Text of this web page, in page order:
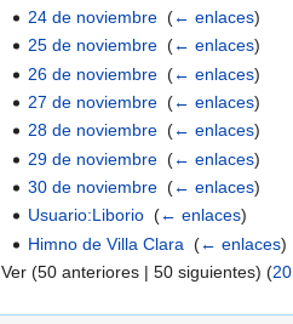
24 de noviembre ‎(← enlaces)
25 de noviembre ‎(← enlaces)
26 de noviembre ‎(← enlaces)
27 de noviembre ‎(← enlaces)
28 de noviembre ‎(← enlaces)
29 de noviembre ‎(← enlaces)
30 de noviembre ‎(← enlaces)
Usuario:Liborio ‎(← enlaces)
Himno de Villa Clara ‎(← enlaces)
Ver (50 anteriores | 50 siguientes) (20